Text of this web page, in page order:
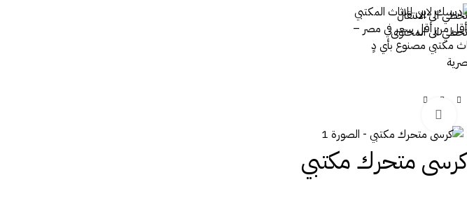
تخطي الى الانتقال
تخطي الى المحتوى
كرسى متحرك مكتبي